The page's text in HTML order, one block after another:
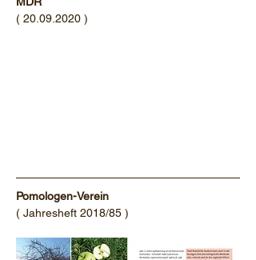
( 20.09.2020 )
Pomologen-Verein
( Jahresheft 2018/85 )